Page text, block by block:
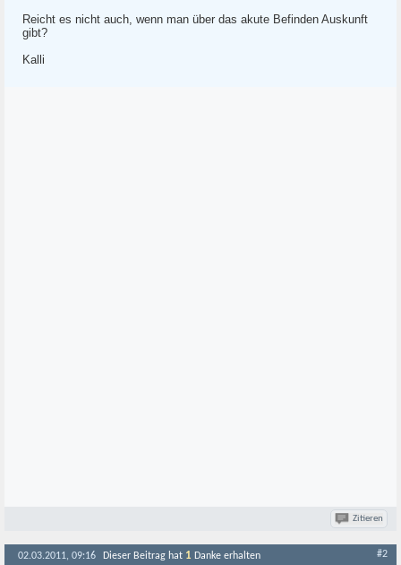
Reicht es nicht auch, wenn man über das akute Befinden Auskunft
gibt?
Kalli
Zitieren
02.03.2011, 09:16 Dieser Beitrag hat 1 Danke erhalten #2